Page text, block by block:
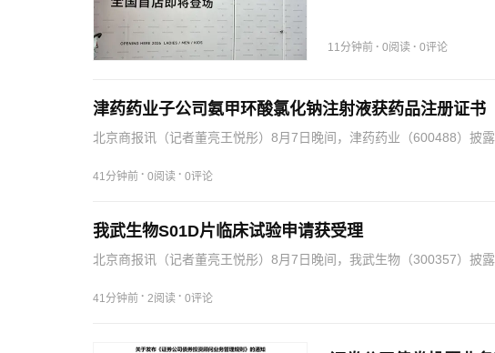
首家线下…
11分钟前 · 0阅读 · 0评论
津药药业子公司氨甲环酸氯化钠注射液获药品注册证书
北京商报讯（记者董亮王悦彤）8月7日晚间，津药药业（600488）披
41分钟前 · 0阅读 · 0评论
我武生物S01D片临床试验申请获受理
北京商报讯（记者董亮王悦彤）8月7日晚间，我武生物（300357）披
41分钟前 · 2阅读 · 0评论